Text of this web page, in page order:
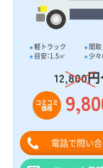
軽トラック
間取
目安：1.5㎥
少
12,800
コミコミ
価格
電話で問い